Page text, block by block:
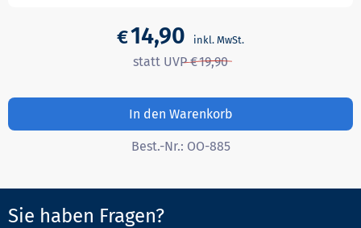
€14,90
19,90
In den Warenkorb
Best.-Nr.: OO-885
Sie haben Fragen?